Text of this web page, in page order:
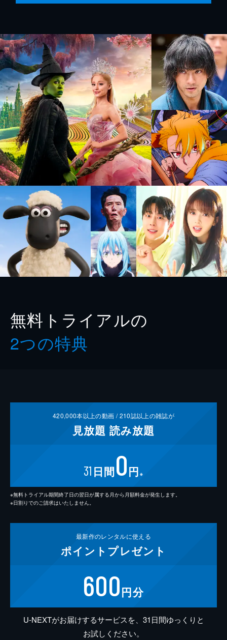
無料トライアルの
2つの特典
420,000本以上の動画 /210誌以上の雑誌が
見放題 読み放題
31 日間0円 ※
※無料トライアル期間終了日の翌日が属する月から月額料金が発生します。
※日割りでのご請求はいたしません。
最新作のレンタルに使える
ポイント プレゼント
600円分
U-NEXTがお届けするサービスを、31日間ゆっくりと
お試しください。